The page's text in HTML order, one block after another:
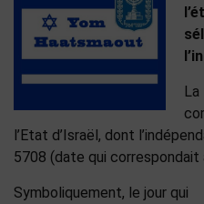
l’Etat d’Israël, dont
5708 (date qui correspondait
Symboliquement, le jour qui